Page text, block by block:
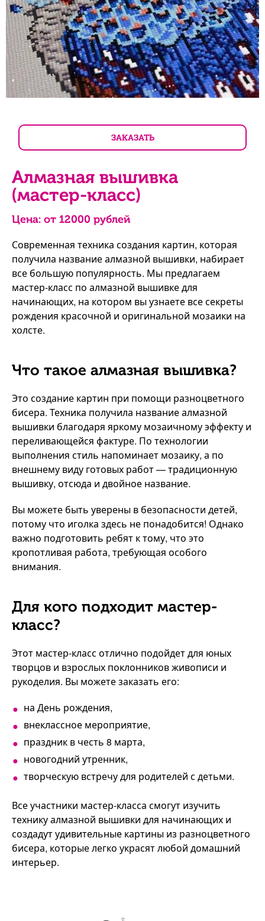
ЗАКАЗАТЬ
Алмазная вышивка
(мастер-класс)
Цена: от 12000 рублей
Современная техника создания картин, которая
получила название алмазной вышивки, набирает
все большую популярность. Мы предлагаем
мастер-класс по алмазной вышивке для
начинающих, на котором вы узнаете все секреты
рождения красочной и оригинальной мозаики на
холсте.
Что такое алмазная вышивка?
Это создание картин при помощи разноцветного
бисера. Техника получила название алмазной
вышивки благодаря яркому мозаичному эффекту и
переливающейся фактуре. По технологии
выполнения стиль напоминает мозаику, а по
внешнему виду готовых работ — традиционную
вышивку, отсюда и двойное название.
Вы можете быть уверены в безопасности детей,
потому что иголка здесь не понадобится! Однако
важно подготовить ребят к тому, что это
кропотливая работа, требующая особого
внимания.
Для кого подходит мастер-
класс?
Этот мастер-класс отлично подойдет для юных
творцов и взрослых поклонников живописи и
рукоделия. Вы можете заказать его:
на День рождения,
внеклассное мероприятие,
праздник в честь 8 марта,
новогодний утренник,
творческую встречу для родителей с детьми.
Все участники мастер-класса смогут изучить
технику алмазной вышивки для начинающих и
создадут удивительные картины из разноцветного
бисера, которые легко украсят любой домашний
интерьер.